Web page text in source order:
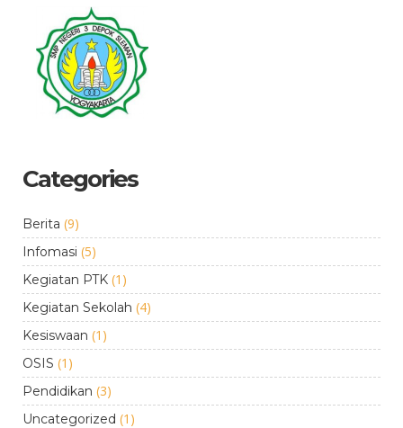
Categories
Berita (9)
Infomasi (5)
Kegiatan PTK (1)
Kegiatan Sekolah (4)
Kesiswaan (1)
OSIS (1)
Pendidikan (3)
Uncategorized (1)